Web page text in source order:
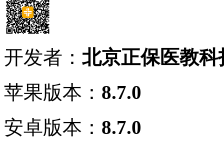
开发者： 北京正保医教
苹果版本： 8.7.0
安卓版本： 8.7.0